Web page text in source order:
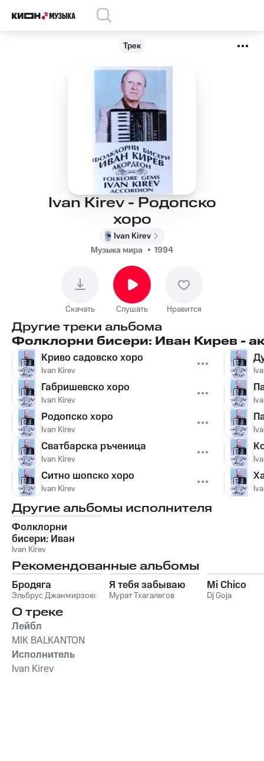
Трек
Ivan Kirev - Родопско
хоро
Ivan Kirev
Музыка мира
1994
Скачать Слушать Нравится
Другие треки альбома
Фолклорни бисери: Иван Кирев -
Криво садовско хоро
Ivan Kirev
Габришевско хоро
Ivan Kirev
Родопско хоро
Ivan Kirev
Сватбарска ръченица
Ivan Kirev
Ситно шопско хоро
Ivan Kirev
Другие альбомы исполнителя
Фолклорни
бисери: Иван
Кирев - акордеон
Ivan Kirev
Рекомендованные альбомы
Бродяга
Эльбрус Джанмирзоев
Я тебя забываю
Мурат Тхагалегов
Mi Chico
Dj Goja
О треке
Лейбл
MIK BALKANTON
Исполнитель
Ivan Kirev